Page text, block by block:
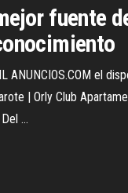
fuente
ANUNCIOS.COM el
| Orly Club
...